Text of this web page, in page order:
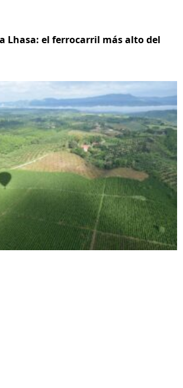
Lhasa: el ferrocarril más alto del